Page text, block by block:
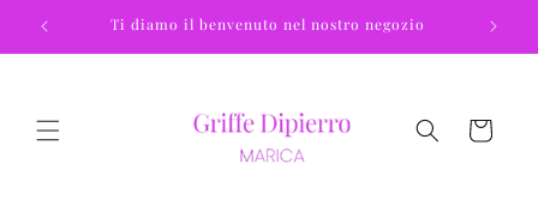
direttamente
ai contenuti
Ti diamo il benvenuto nel nostro negozio
Carrello